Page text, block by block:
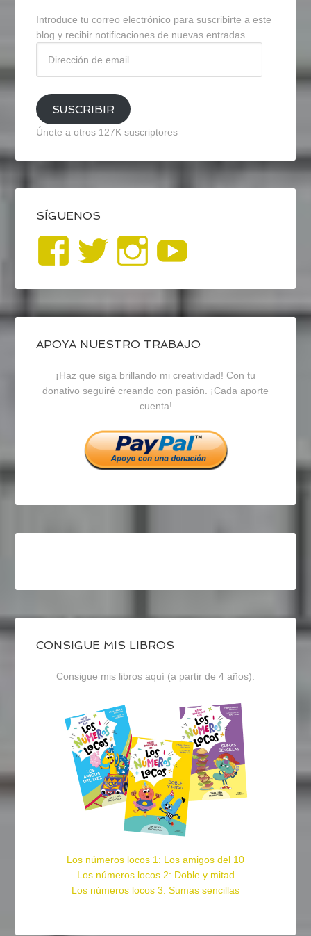
Introduce tu correo electrónico para suscribirte a este
blog y recibir notificaciones de nuevas entradas.
email
SUSCRIBIR
Únete a otros 127K suscriptores
SÍGUENOS
Ver
perfil
de
blogrecursosep
en
Facebook
Ver
perfil
de
recursosep
en
Twitter
Ver
perfil
de
recursosep
en
Instagram
APOYA NUESTRO TRABAJO
¡Haz que siga brillando mi creatividad! Con tu
donativo seguiré creando con pasión. ¡Cada aporte
cuenta!
CONSIGUE MIS LIBROS
Consigue mis libros aquí (a partir de 4 años):
Los números locos 1: Los amigos del 10
Los números locos 2: Doble y mitad
Los números locos 3: Sumas sencillas